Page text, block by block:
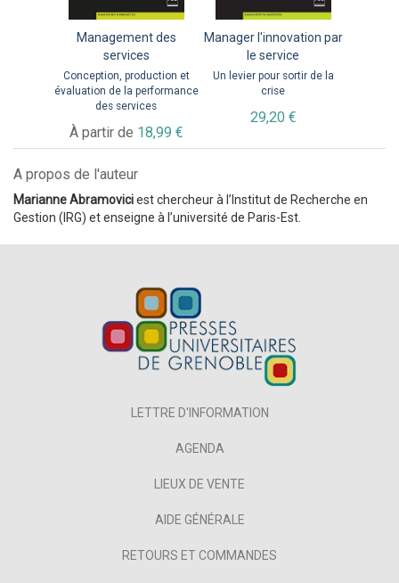
Management des
services
Conception, production et
évaluation de la performance
des services
À partir de 18,99 €
Manager l'innovation par
le service
Un levier pour sortir de la
crise
29,20 €
A propos de l'auteur
Marianne Abramoviciest chercheur à l’Institut de Recherche en
Gestion (IRG) et enseigne à l’université de Paris-Est.
LETTRE D'INFORMATION
AGENDA
LIEUX DE VENTE
AIDE GÉNÉRALE
RETOURS ET COMMANDES